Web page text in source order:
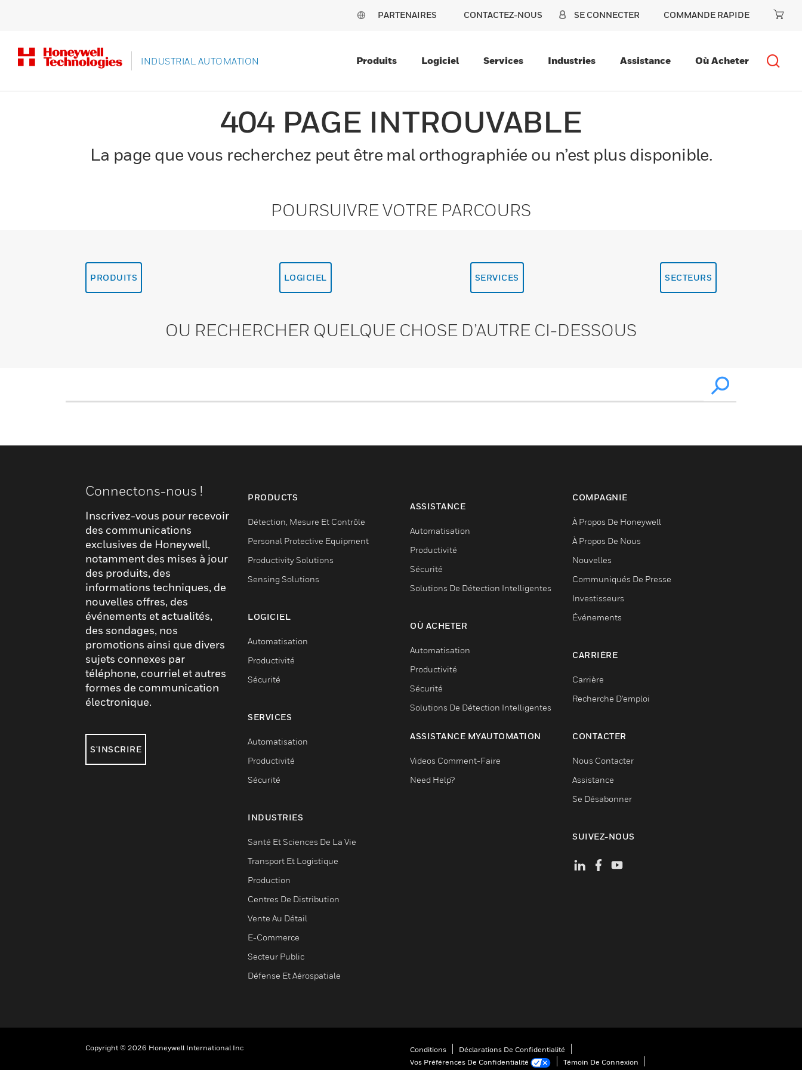
PARTENAIRES CONTACTEZ-NOUS SE CONNECTER COMMANDE RAPIDE
INDUSTRIAL AUTOMATION Produits Logiciel Services Industries Assistance Où Acheter
404 PAGE INTROUVABLE
La page que vous recherchez peut être mal orthographiée ou n’est plus disponible.
POURSUIVRE VOTRE PARCOURS
PRODUITS LOGICIEL SERVICES SECTEURS
OU RECHERCHER QUELQUE CHOSE D’AUTRE CI-DESSOUS
Connectons-nous !
Inscrivez-vous pour recevoir
des communications
exclusives de Honeywell,
notamment des mises à jour
des produits, des
informations techniques, de
nouvelles offres, des
événements et actualités,
des sondages, nos
promotions ainsi que divers
sujets connexes par
téléphone, courriel et autres
formes de communication
électronique.
S'INSCRIRE
PRODUCTS
Détection, Mesure Et Contrôle
Personal Protective Equipment
Productivity Solutions
Sensing Solutions
LOGICIEL
Automatisation
Productivité
Sécurité
SERVICES
Automatisation
Productivité
Sécurité
INDUSTRIES
Santé Et Sciences De La Vie
Transport Et Logistique
Production
Centres De Distribution
Vente Au Détail
E-Commerce
Secteur Public
Défense Et Aérospatiale
ASSISTANCE
Automatisation
Productivité
Sécurité
Solutions De Détection Intelligentes
OÙ ACHETER
Automatisation
Productivité
Sécurité
Solutions De Détection Intelligentes
ASSISTANCE MYAUTOMATION
Videos Comment-Faire
Need Help?
COMPAGNIE
À Propos De Honeywell
À Propos De Nous
Nouvelles
Communiqués De Presse
Investisseurs
Événements
CARRIÈRE
Carrière
Recherche D'emploi
CONTACTER
Nous Contacter
Assistance
Se Désabonner
SUIVEZ-NOUS
Copyright © 2026 Honeywell International Inc Conditions
Déclarations De Confidentialité
Vos Préférences De Confidentialité
Témoin De Connexion